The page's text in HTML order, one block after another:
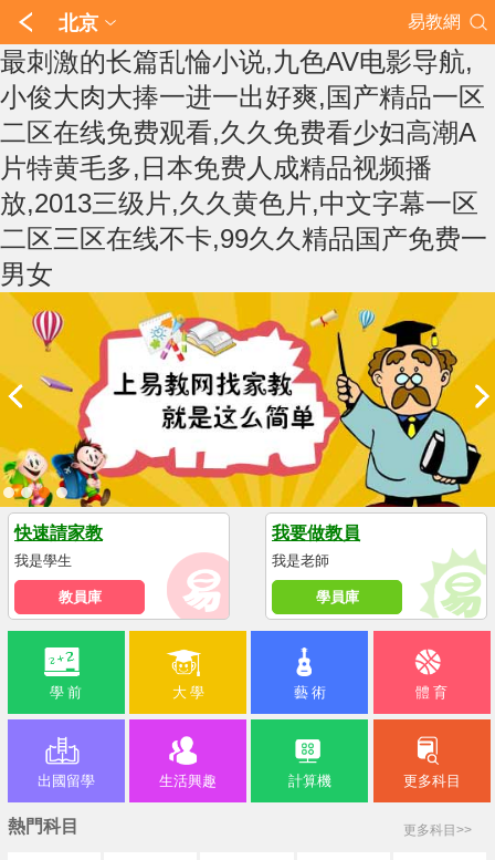
最刺激的长篇乱惀小说,九色AV电影导航,
小俊大肉大捧一进一出好爽,国产精品一区
二区在线免费观看,久久免费看少妇高潮A
片特黄毛多,日本免费人成精品视频播
放,2013三级片,久久黄色片,中文字幕一区
二区三区在线不卡,99久久精品国产免费一
男女
北京 易教網
快速請家教
我是學生
教員庫
我要做教員
我是老師
學員庫
學 前 大 學 藝 術 體 育
出國留學 生活興趣 計算機 更多科目
熱門科目 更多科目>>